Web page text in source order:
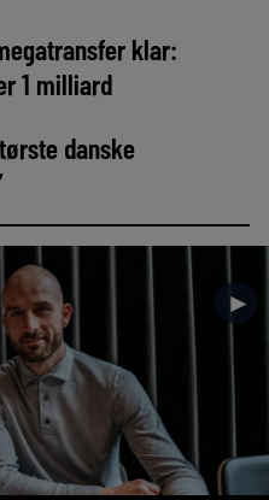
klar:
1 milliard
danske
►